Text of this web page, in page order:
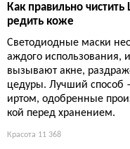
Как правильно
редить коже
Светодиодные маски
аждого использования,
вызывают акне,
цедуры. Лучший способ
иртом, одобренные
кой перед хранением.
Красота 11 368